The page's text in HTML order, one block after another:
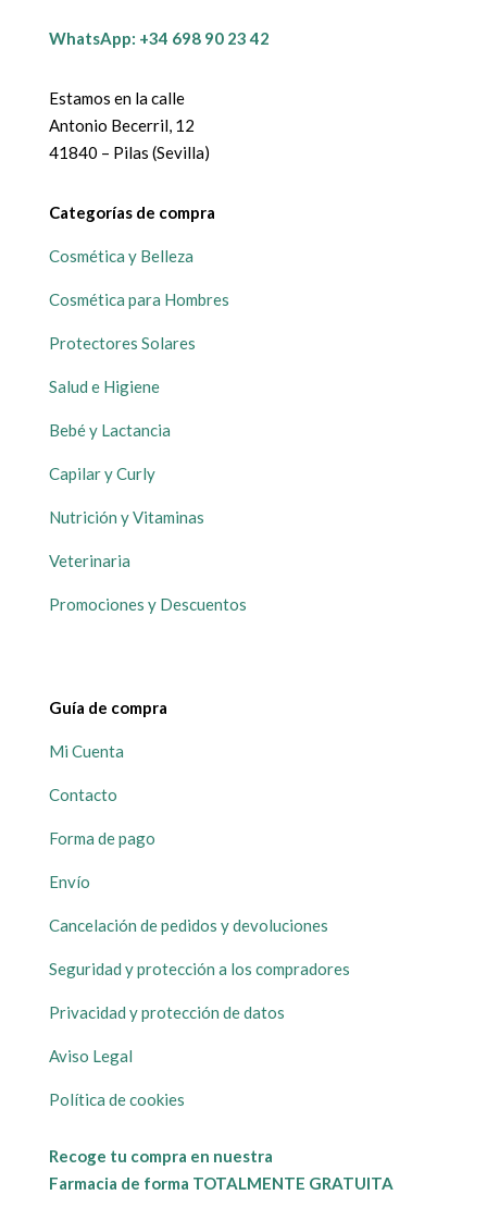
WhatsApp: +34 698 90 23 42
Estamos en la calle
Antonio Becerril, 12
41840 – Pilas (Sevilla)
Categorías de compra
Cosmética y Belleza
Cosmética para Hombres
Protectores Solares
Salud e Higiene
Bebé y Lactancia
Capilar y Curly
Nutrición y Vitaminas
Veterinaria
Promociones y Descuentos
Guía de compra
Mi Cuenta
Contacto
Forma de pago
Envío
Cancelación de pedidos y devoluciones
Seguridad y protección a los compradores
Privacidad y protección de datos
Aviso Legal
Política de cookies
Recoge tu compra en nuestra
Farmacia de forma TOTALMENTE GRATUITA